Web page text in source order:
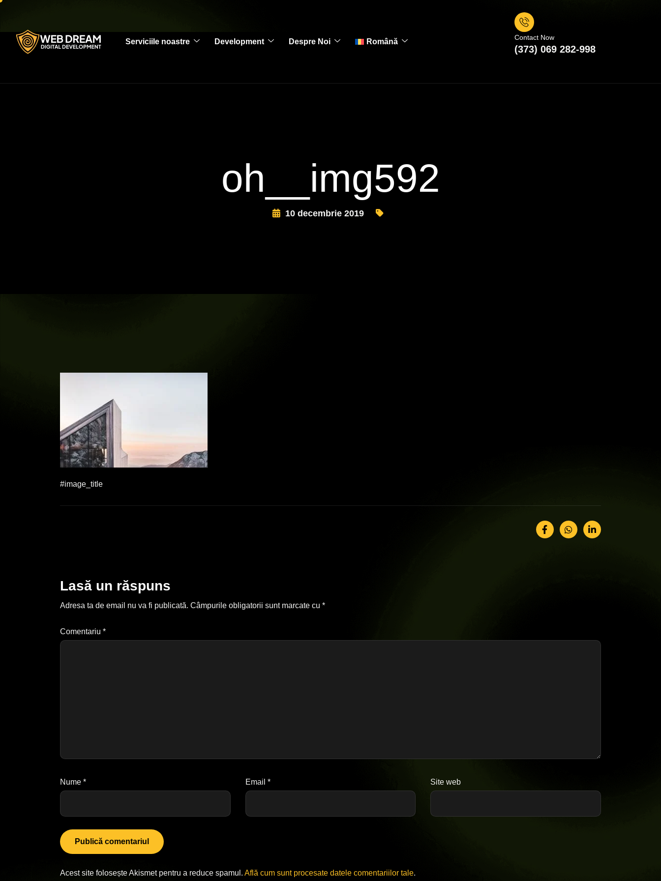
Serviciile noastre Development Despre Noi Română Contact Now
(373) 069 282-998
oh__img592
10 decembrie 2019
#image_title
Lasă un răspuns
Adresa ta de email nu va fi publicată. Câmpurile obligatorii sunt marcate cu *
Comentariu *
Nume * Email * Site web
Acest site folosește Akismet pentru a reduce spamul. Află cum sunt procesate datele comentariilor tale.